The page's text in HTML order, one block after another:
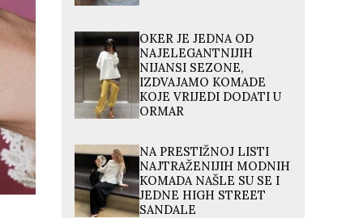
OKER JE JEDNA OD
NAJELEGANTNIJIH
NIJANSI SEZONE,
IZDVAJAMO KOMADE
KOJE VRIJEDI DODATI U
ORMAR
NA PRESTIŽNOJ LISTI
NAJTRAŽENIJIH MODNIH
KOMADA NAŠLE SU SE I
JEDNE HIGH STREET
SANDALE